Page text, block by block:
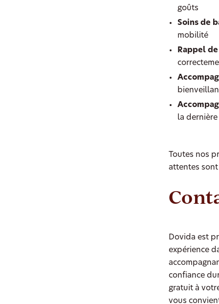
goûts
Soins de
mobilité
Rappel
la
Toutes nos
attentes sont
Dovida est
expérience
confiance
gratuit à
vous